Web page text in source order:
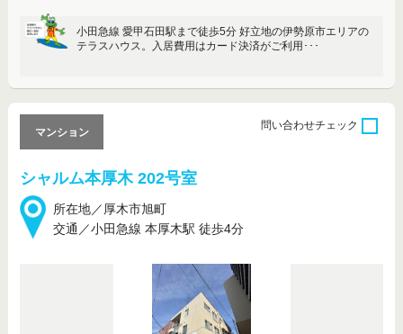
小田急線 愛甲石田駅まで徒歩5分 好立地の伊勢原市エリアの
テラスハウス。入居費用はカード決済がご利用･･･
シャルム本厚木 202号室
所在地／厚木市旭町
交通／小田急線 本厚木駅 徒歩4分
マンション
問い合わせチェック